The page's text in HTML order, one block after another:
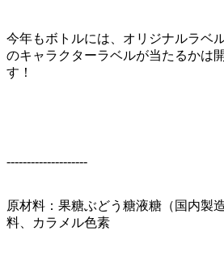
今年もボトルには、オリジナルラベ
のキャラクターラベルが当たるかは
す！
--------------------
原材料：果糖ぶどう糖液糖（国内製
料、カラメル色素